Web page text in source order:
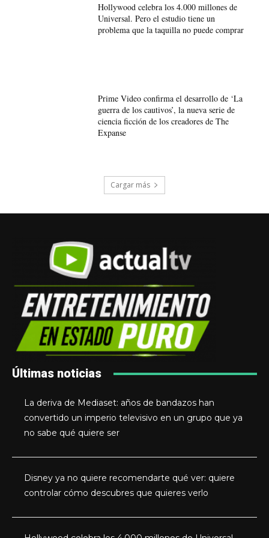
Hollywood celebra los 4.000 millones de
Universal. Pero el estudio tiene un
problema que la taquilla no puede comprar
Prime Video confirma el desarrollo de ‘La
guerra de los cautivos’, la nueva serie de
ciencia ficción de los creadores de The
Expanse
Cargar más
Últimas noticias
La deriva de Mediaset: años de bandazos han
convertido un imperio televisivo en un grupo que ya
no sabe qué quiere ser
Disney ya no quiere recomendarte qué ver: quiere
controlar cómo descubres que quieres verlo